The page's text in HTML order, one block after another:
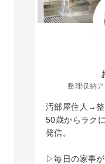
整理収納
汚部屋住人→
50歳からラク
発信。
▷毎日の家事